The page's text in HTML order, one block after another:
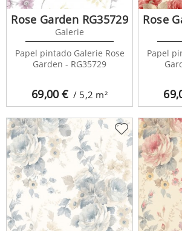
69,00€ / 5,2 m²
Rose Garden RG35729
Galerie
Papel pintado Galerie Rose
Garden - RG35729
Rose
Papel